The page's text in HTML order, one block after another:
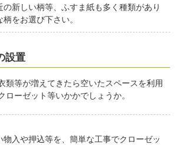
新しい柄等、ふすま紙も多く種類があり
をお選び下さい。
設置
類等が増えてきたら空いたスペースを利用
ローゼット等いかかでしょうか。
物入や押込等を、簡単な工事でクローゼッ